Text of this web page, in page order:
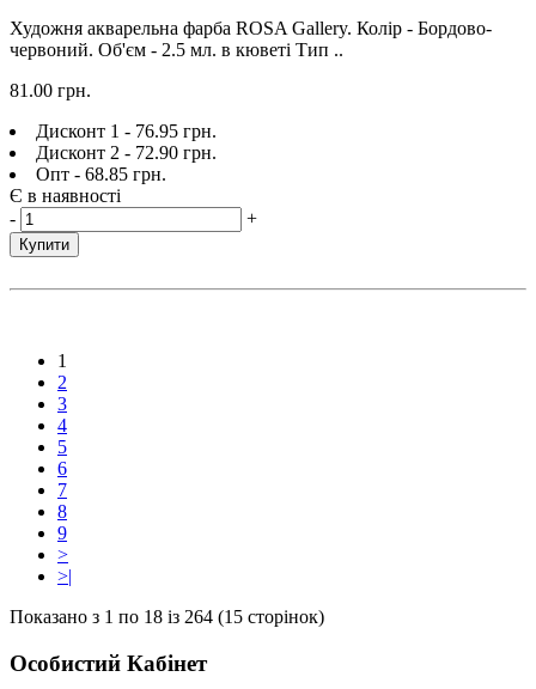
Художня акварельна фарба ROSA Gallery. Колір - Бордово-
червоний. Об'єм - 2.5 мл. в кюветі Тип ..
81.00 грн.
Дисконт 1 - 76.95 грн.
Дисконт 2 - 72.90 грн.
Опт - 68.85 грн.
Є в наявності
-
+
Купити
1
2
3
4
5
6
7
8
9
>
>|
Показано з 1 по 18 із 264 (15 сторінок)
Особистий Кабінет